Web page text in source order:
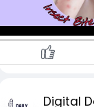
Scar
သားအရေကနေမှ
က်သက်ပေါက်ပြီ
ဏ်ရာမျိုးတွေမှာ ဖ
ော်မုန်းအပြောင်
Digital